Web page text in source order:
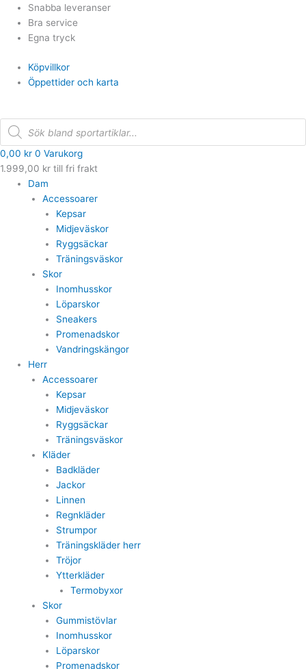
Hoppa
innehåll
Snabba leveranser
Bra service
Egna tryck
Köpvillkor
Öppettider och karta
Products
search
0,00 kr 0 Varukorg
1.999,00 kr till fri frakt
Dam
Accessoarer
Kepsar
Midjeväskor
Ryggsäckar
Träningsväskor
Skor
Inomhusskor
Löparskor
Sneakers
Promenadskor
Vandringskängor
Herr
Accessoarer
Kepsar
Midjeväskor
Ryggsäckar
Träningsväskor
Kläder
Badkläder
Jackor
Linnen
Regnkläder
Strumpor
Träningskläder herr
Tröjor
Ytterkläder
Termobyxor
Skor
Gummistövlar
Inomhusskor
Löparskor
Promenadskor